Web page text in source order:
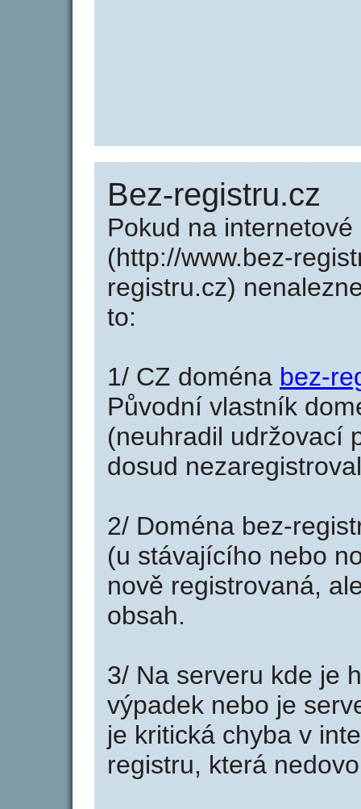
Bez-registru.cz
Pokud na
(http://www.bez-
registru.cz)
to:
1/ CZ doména bez-
Původní vlastník
(neuhradil udržovací
dosud
2/ Doména bez-
(u stávajícího nebo
nově registrovaná,
obsah.
3/ Na serveru kde je
výpadek nebo je
je kritická chyba v
registru, která